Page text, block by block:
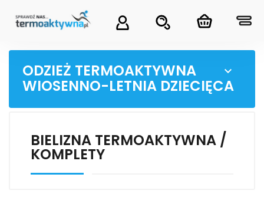
ODZIEŻ TERMOAKTYWNA
WIOSENNO-LETNIA DZIECIĘCA

BIELIZNA TERMOAKTYWNA /
KOMPLETY